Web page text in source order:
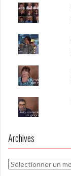
Archives
Archives